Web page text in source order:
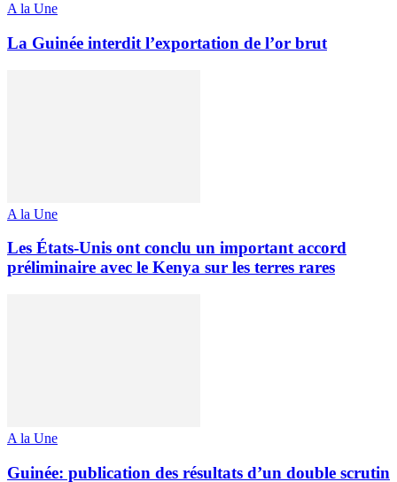
A la Une
La Guinée interdit l’exportation de l’or brut
A la Une
Les États-Unis ont conclu un important accord
préliminaire avec le Kenya sur les terres rares
A la Une
Guinée: publication des résultats d’un double scrutin